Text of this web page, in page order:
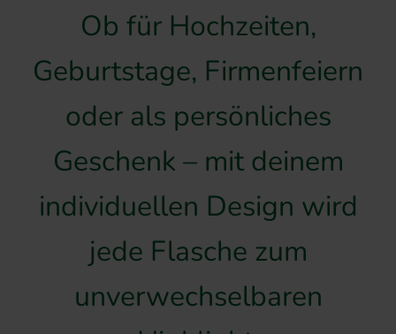
Ob für Hochzeiten,
Geburtstage, Firmenfeiern
oder als persönliches
Geschenk – mit deinem
individuellen Design wird
jede Flasche zum
unverwechselbaren